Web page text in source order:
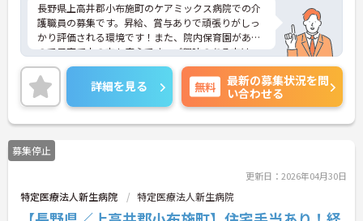
長野県上高井郡小布施町のケアミックス病院での介
護職員の募集です。昇給、賞与ありで頑張りがしっ
かり評価される環境です！また、院内保育園がある
ので子育て中の方も安心です。ご興味のある方は、
面接のポイントをお伝えしますのでご相談くださ
い。
詳細を見る 無料
最新の募集状況を問
い合わせる
募集停止
更新日：2026年04月30日
特定医療法人新生病院 特定医療法人新生病院